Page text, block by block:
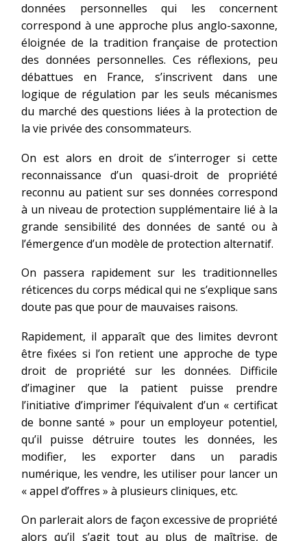
données personnelles qui les concernent
correspond à une approche plus anglo-saxonne,
éloignée de la tradition française de protection
des données personnelles. Ces réflexions, peu
débattues en France, s’inscrivent dans une
logique de régulation par les seuls mécanismes
du marché des questions liées à la protection de
la vie privée des consommateurs.
On est alors en droit de s’interroger si cette
reconnaissance d’un quasi-droit de propriété
reconnu au patient sur ses données correspond
à un niveau de protection supplémentaire lié à la
grande sensibilité des données de santé ou à
l’émergence d’un modèle de protection alternatif.
On passera rapidement sur les traditionnelles
réticences du corps médical qui ne s’explique sans
doute pas que pour de mauvaises raisons.
Rapidement, il apparaît que des limites devront
être fixées si l’on retient une approche de type
droit de propriété sur les données. Difficile
d’imaginer que la patient puisse prendre
l’initiative d’imprimer l’équivalent d’un « certificat
de bonne santé » pour un employeur potentiel,
qu’il puisse détruire toutes les données, les
modifier, les exporter dans un paradis
numérique, les vendre, les utiliser pour lancer un
« appel d’offres » à plusieurs cliniques, etc.
On parlerait alors de façon excessive de propriété
alors qu’il s’agit tout au plus de maîtrise, de